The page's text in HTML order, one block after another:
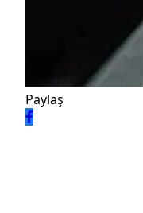
Paylaş